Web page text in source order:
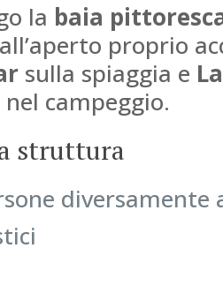
la baia
all’aperto proprio
sulla spiaggia e La
campeggio.
struttura
diversamente